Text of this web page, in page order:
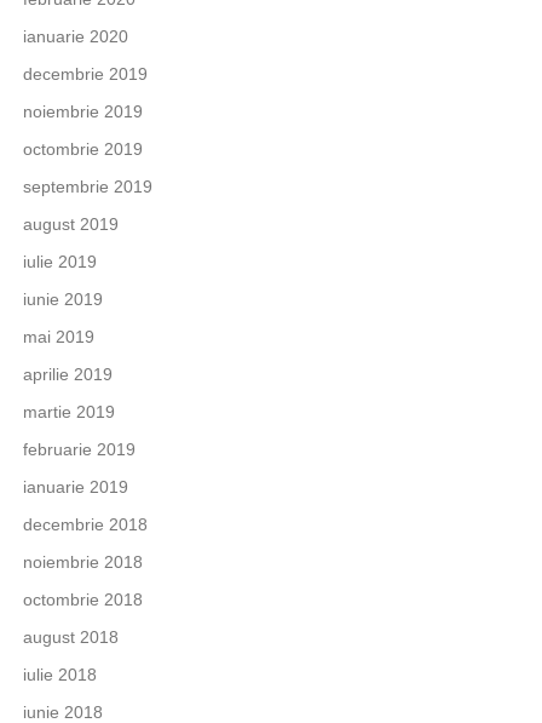
ianuarie 2020
decembrie 2019
noiembrie 2019
octombrie 2019
septembrie 2019
august 2019
iulie 2019
iunie 2019
mai 2019
aprilie 2019
martie 2019
februarie 2019
ianuarie 2019
decembrie 2018
noiembrie 2018
octombrie 2018
august 2018
iulie 2018
iunie 2018